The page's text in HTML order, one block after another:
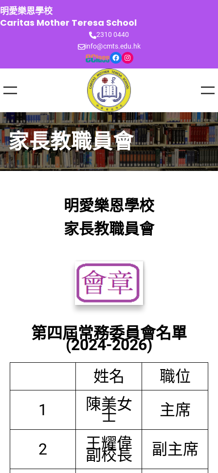
跳
至
主
明愛樂恩學校
Caritas Mother Teresa School
2310 0440
info@cmts.edu.hk
Facebook Instagram
家長教職員會
明愛樂恩學校
家長教職員會
第四屆常務委員會名單
(2024-2026)
姓名
職位
1
陳美女
士 主席
2 王耀偉
副校長 副主席